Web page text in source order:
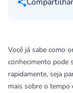
Você já sabe como
conhecimento pode
rapidamente, seja
mais sobre o tempo